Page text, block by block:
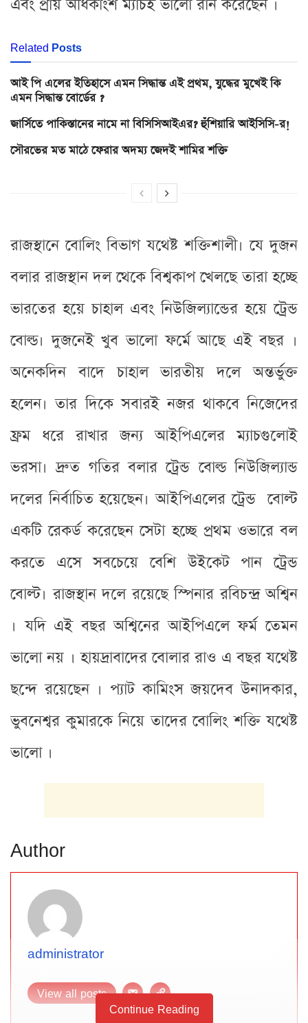
এবং প্রায় অধিকাংশ ম্যাচই ভালো রান করেছেন ।
Related Posts
আই পি এলের ইতিহাসে এমন সিদ্ধান্ত এই প্রথম, যুদ্ধের মুখেই কি
এমন সিদ্ধান্ত বোর্ডের ?
জার্সিতে পাকিস্তানের নামে না বিসিসিআইএর? হুঁশিয়ারি আইসিসি-র!
সৌরভের মত মাঠে ফেরার অদম্য জেদই শামির শক্তি
রাজস্থানে বোলিং বিভাগ যথেষ্ট শক্তিশালী। যে দুজন
বলার রাজস্থান দল থেকে বিশ্বকাপ খেলছে তারা হচ্ছে
ভারতের হয়ে চাহাল এবং নিউজিল্যান্ডের হয়ে ট্রেন্ড
বোল্ড। দুজনেই খুব ভালো ফর্মে আছে এই বছর ।
অনেকদিন বাদে চাহাল ভারতীয় দলে অন্তর্ভুক্ত
হলেন। তার দিকে সবারই নজর থাকবে নিজেদের
ফ্রম ধরে রাখার জন্য আইপিএলের ম্যাচগুলোই
ভরসা। দ্রুত গতির বলার ট্রেন্ড বোল্ড নিউজিল্যান্ড
দলের নির্বাচিত হয়েছেন। আইপিএলের ট্রেন্ড ‌ বোল্ট
একটি রেকর্ড করেছেন সেটা হচ্ছে প্রথম ওভারে বল
করতে এসে সবচেয়ে বেশি উইকেট পান ট্রেন্ড
বোল্ট। রাজস্থান দলে রয়েছে স্পিনার রবিচন্দ্র অশ্বিন
। যদি এই বছর অশ্বিনের আইপিএলে ফর্ম তেমন
ভালো নয় । হায়দ্রাবাদের বোলার রাও এ বছর ‌‌যথেষ্ট
ছন্দে রয়েছেন । প্যাট কামিংস জয়দেব উনাদকার,
ভুবনেশ্বর কুমারকে নিয়ে তাদের বোলিং শক্তি যথেষ্ট
ভালো ।
Author
administrator
View all posts
Continue Reading